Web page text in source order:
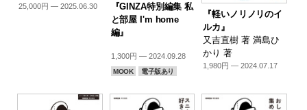
25,000円 — 2025.06.30
『GINZA特別編集 私
と部屋 I'm home
編』
1,300円 — 2024.09.28
MOOK 電子版あり
『軽いノリノリのイ
ルカ』
又吉直樹 著 満島ひ
かり 著
1,980円 — 2024.07.17